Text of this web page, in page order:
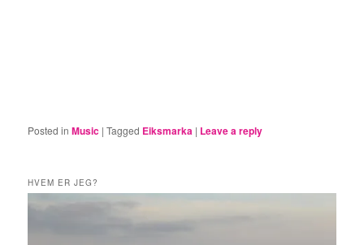
Posted in Music |Tagged Eiksmarka | Leave a reply
HVEM ER JEG?